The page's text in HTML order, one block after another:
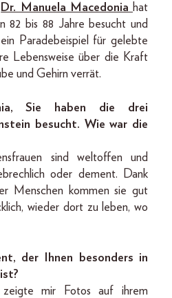
Dr. Manuela Macedonia hat
82 bis 88 Jahre besucht und
Paradebeispiel für gelebte
Lebensweise über die Kraft
und Gehirn verrät.
Sie haben die drei
besucht. Wie war die
sind weltoffen und
oder dement. Dank
Menschen kommen sie gut
wieder dort zu leben, wo
der Ihnen besonders in
zeigte mir Fotos auf ihrem